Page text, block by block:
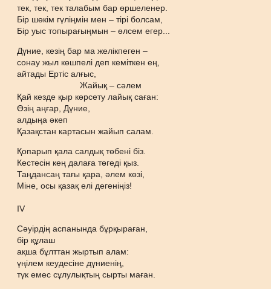
тек, тек, тек талабым бар өршеленер.
Бір шөкім гүліңмін мен – тірі болсам,
Бір уыс топырағыңмын – өлсем егер...
Дүние, кезің бар ма желікпеген –
сонау жыл көшпелі деп кеміткен ең,
айтады Ертіс алғыс,
Жайық – сәлем
Қай кезде қыр көрсету лайық саған:
Өзің аңғар, Дүние,
алдыңа әкеп
Қазақстан картасын жайып салам.
Қопарып қала салдық төбені біз.
Кестесін кең далаға төгеді қыз.
Таңдансаң тағы қара, әлем көзі,
Міне, осы қазақ елі дегеніңіз!
IV
Сәуірдің аспанында бұрқыраған,
бір құлаш
ақша бұлттан жыртып алам:
үңілем кеудесіне дүниенің,
түк емес сұлулықтың сырты маған.